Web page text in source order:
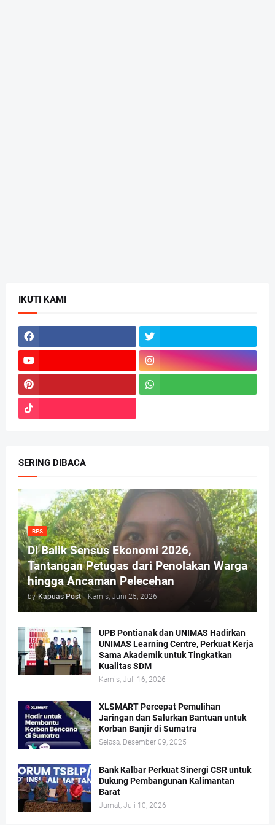
IKUTI KAMI
SERING DIBACA
BPS
Di Balik Sensus Ekonomi 2026,
Tantangan Petugas dari Penolakan Warga
hingga Ancaman Pelecehan
by Kapuas Post - Kamis, Juni 25, 2026
UPB Pontianak dan UNIMAS Hadirkan
UNIMAS Learning Centre, Perkuat Kerja
Sama Akademik untuk Tingkatkan
Kualitas SDM
Kamis, Juli 16, 2026
XLSMART Percepat Pemulihan
Jaringan dan Salurkan Bantuan untuk
Korban Banjir di Sumatra
Selasa, Desember 09, 2025
Bank Kalbar Perkuat Sinergi CSR untuk
Dukung Pembangunan Kalimantan
Barat
Jumat, Juli 10, 2026